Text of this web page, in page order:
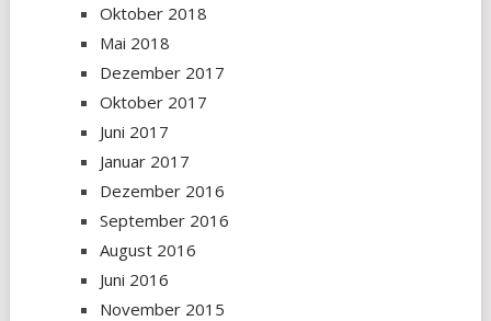
Oktober 2018
Mai 2018
Dezember 2017
Oktober 2017
Juni 2017
Januar 2017
Dezember 2016
September 2016
August 2016
Juni 2016
November 2015